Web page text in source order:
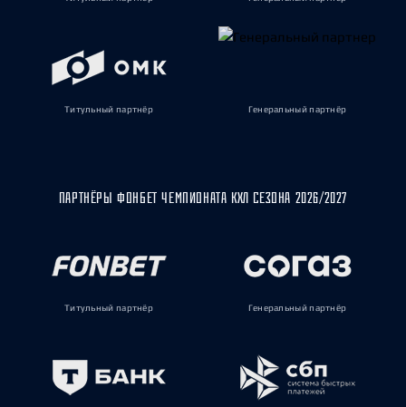
Титульный партнёр Генеральный партнёр
ПАРТНЁРЫ ФОНБЕТ ЧЕМПИОНАТА КХЛ СЕЗОНА 2026/2027
Титульный партнёр Генеральный партнёр